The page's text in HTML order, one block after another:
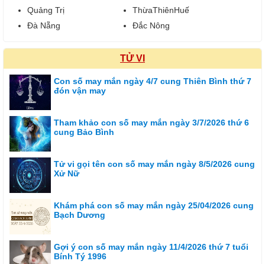
Quảng Trị
ThừaThiênHuế
Đà Nẵng
Đắc Nông
TỬ VI
Con số may mắn ngày 4/7 cung Thiên Bình thứ 7
đón vận may
Tham khảo con số may mắn ngày 3/7/2026 thứ 6
cung Bảo Bình
Tử vi gọi tên con số may mắn ngày 8/5/2026 cung
Xử Nữ
Khám phá con số may mắn ngày 25/04/2026 cung
Bạch Dương
Gợi ý con số may mắn ngày 11/4/2026 thứ 7 tuổi
Bính Tý 1996